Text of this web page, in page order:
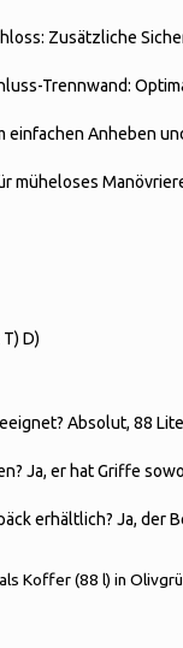
Zusätzliche
Trennwand:
Anheben
müheloses
D)
Absolut, 88
Ja, er hat Griffe
erhältlich? Ja, der
Koffer (88 l) in